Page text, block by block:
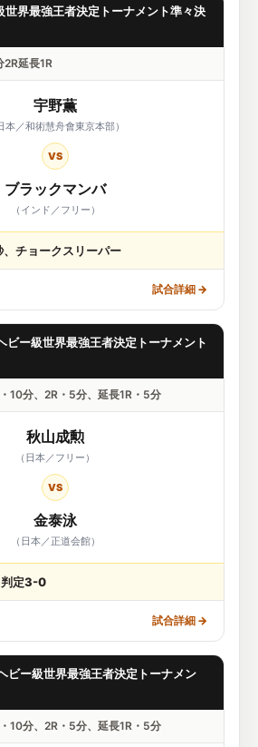
界最強王者決定トーナメント準々決
2R延長1R
宇野薫
本／和術慧舟會東京本部）
VS
ブラックマンバ
（インド／フリー）
チョークスリーパー
試合詳細 →
ー級世界最強王者決定トーナメント
10分、2R・5分、延長1R・5分
秋山成勲
（日本／フリー）
VS
金泰泳
（日本／正道会館）
判定3-0
試合詳細 →
ー級世界最強王者決定トーナメン
10分、2R・5分、延長1R・5分